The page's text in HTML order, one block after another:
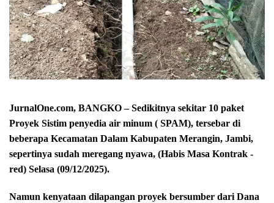
JurnalOne.com, BANGKO – Sedikitnya sekitar 10 paket
Proyek Sistim penyedia air minum ( SPAM), tersebar di
beberapa Kecamatan Dalam Kabupaten Merangin, Jambi,
sepertinya sudah meregang nyawa, (Habis Masa Kontrak -
red) Selasa (09/12/2025).
Namun kenyataan dilapangan proyek bersumber dari Dana